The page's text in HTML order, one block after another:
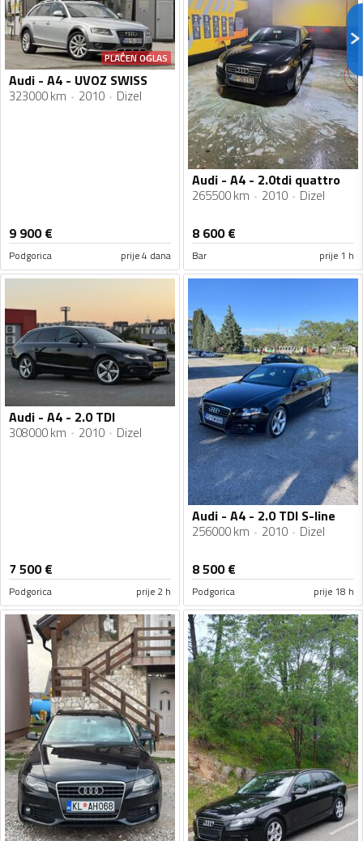
PLAĆEN OGLAS
Audi - A4 - UVOZ SWISS
323000 km 2010 Dizel
9 900€
Podgorica prije 4 dana
Audi - A4 - 2.0tdi quattro
265500 km 2010 Dizel
8 600€
Bar prije 1 h
Audi - A4 - 2.0 TDI
308000 km 2010 Dizel
7 500€
Podgorica prije 2 h
Audi - A4 - 2.0 TDI S-line
256000 km 2010 Dizel
8 500€
Podgorica prije 18 h